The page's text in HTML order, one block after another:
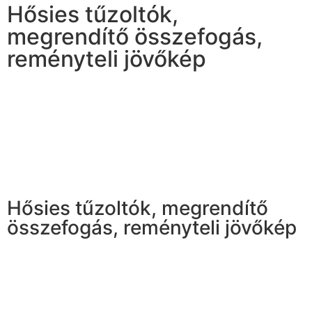
Hősies tűzoltók,
megrendítő összefogás,
reményteli jövőkép
Hősies tűzoltók, megrendítő
összefogás, reményteli jövőkép